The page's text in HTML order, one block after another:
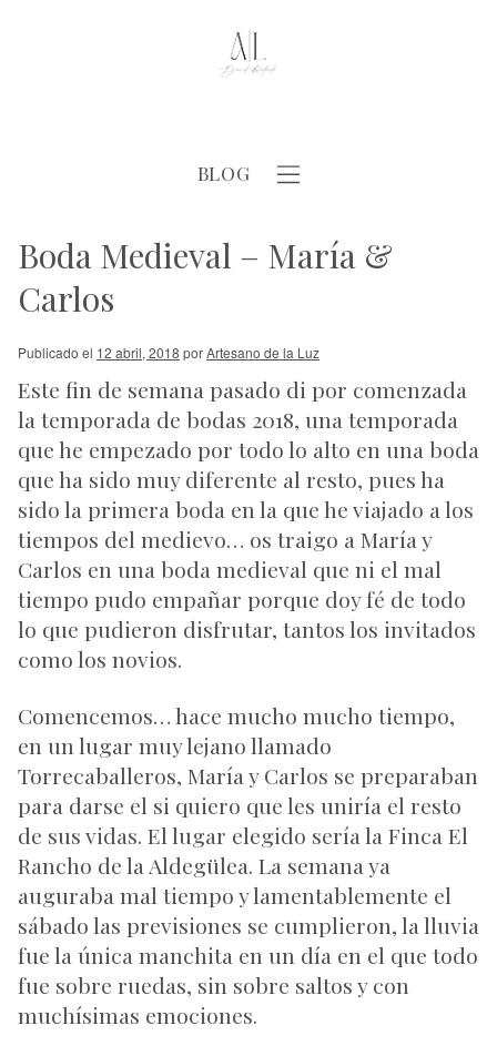
BLOG
Boda Medieval – María &
Carlos
Publicado el 12 abril, 2018 porArtesano de la Luz
Este fin de semana pasado di por comenzada
la temporada de bodas 2018, una temporada
que he empezado por todo lo alto en una boda
que ha sido muy diferente al resto, pues ha
sido la primera boda en la que he viajado a los
tiempos del medievo… os traigo a María y
Carlos en una boda medieval que ni el mal
tiempo pudo empañar porque doy fé de todo
lo que pudieron disfrutar, tantos los invitados
como los novios.
Comencemos… hace mucho mucho tiempo,
en un lugar muy lejano llamado
Torrecaballeros, María y Carlos se preparaban
para darse el si quiero que les uniría el resto
de sus vidas. El lugar elegido sería la Finca El
Rancho de la Aldegülea. La semana ya
auguraba mal tiempo y lamentablemente el
sábado las previsiones se cumplieron, la lluvia
fue la única manchita en un día en el que todo
fue sobre ruedas, sin sobre saltos y con
muchísimas emociones.